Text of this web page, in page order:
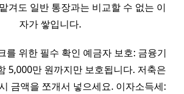
겨도 일반 통장과는 비교할 수 없는 이
자가 쌓입니다.
를 위한 필수 확인 예금자 보호: 금융기
5,000만 원까지만 보호됩니다. 저축은
금액을 쪼개서 넣으세요. 이자소득세: